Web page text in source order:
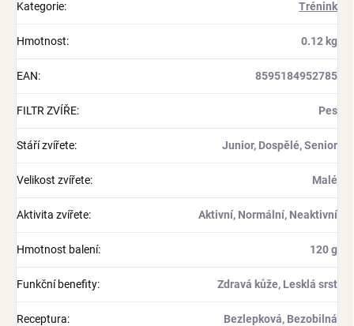
Kategorie: Trénink
Hmotnost: 0.12 kg
EAN: 8595184952785
FILTR ZVÍŘE: Pes
Stáří zvířete: Junior, Dospělé, Senior
Velikost zvířete: Malé
Aktivita zvířete: Aktivní, Normální, Neaktivní
Hmotnost balení: 120 g
Funkční benefity: Zdravá kůže, Lesklá srst
Receptura: Bezlepková, Bezobilná